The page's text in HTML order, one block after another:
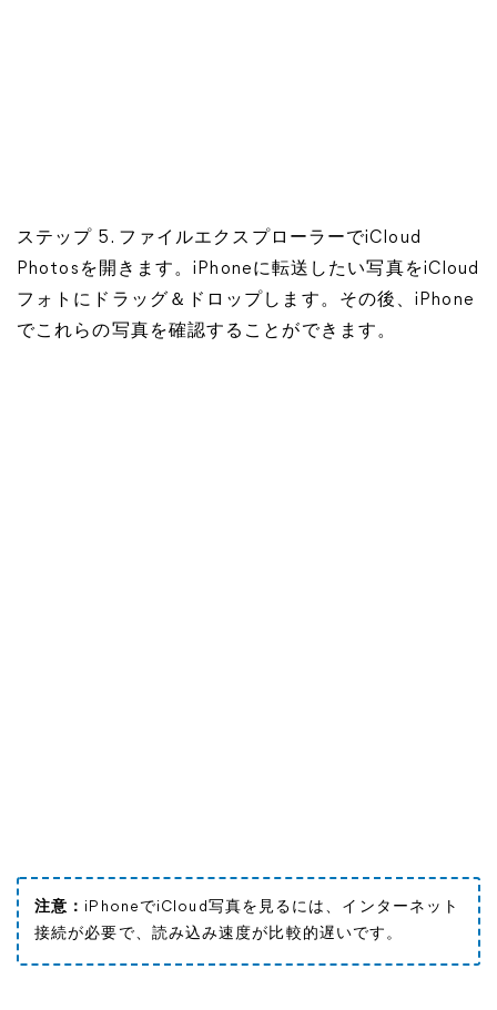
ステップ 5. ファイルエクスプローラーでiCloud
Photosを開きます。iPhoneに転送したい写真をiCloud
フォトにドラッグ＆ドロップします。その後、iPhone
でこれらの写真を確認することができます。
注意： iPhoneでiCloud写真を見るには、インターネット
接続が必要で、読み込み速度が比較的遅いです。